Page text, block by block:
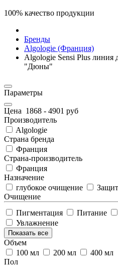
100% качество продукции
Бренды
Algologie (Франция)
Algologie Sensi Plus линия
"Дюны"
Параметры
Цена 1868 - 4901 руб
Производитель
Algologie
Страна бренда
Франция
Страна-производитель
Франция
Назначение
глубокое очищение
Очищение
Пигментация
Питание
Увлажнение
Показать все
Объем
100 мл
200 мл
400 мл
Пол